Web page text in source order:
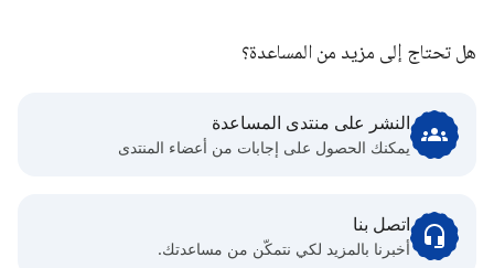
هل تحتاج إلى مزيد من المساعدة؟
النشر على منتدى المساعدة
يمكنك الحصول على إجابات من أعضاء المنتدى
اتصل بنا
أخبرنا بالمزيد لكي نتمكّن من مساعدتك.